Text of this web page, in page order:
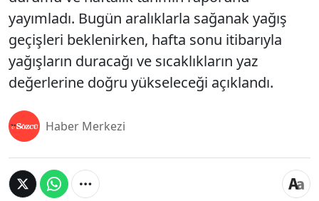
yayımladı. Bugün aralıklarla sağanak yağış
geçişleri beklenirken, hafta sonu itibarıyla
yağışların duracağı ve sıcaklıkların yaz
değerlerine doğru yükseleceği açıklandı.
Haber Merkezi